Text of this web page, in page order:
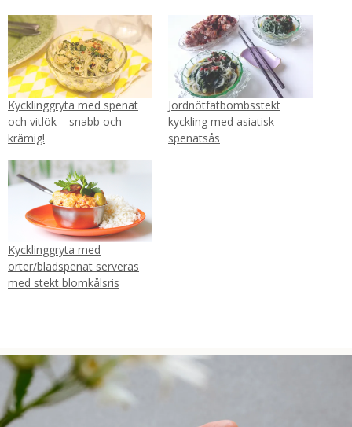
Kycklinggryta med spenat
och vitlök – snabb och
krämig!
Jordnötfatbombsstekt
kyckling med asiatisk
spenatsås
Kycklinggryta med
örter/bladspenat serveras
med stekt blomkålsris